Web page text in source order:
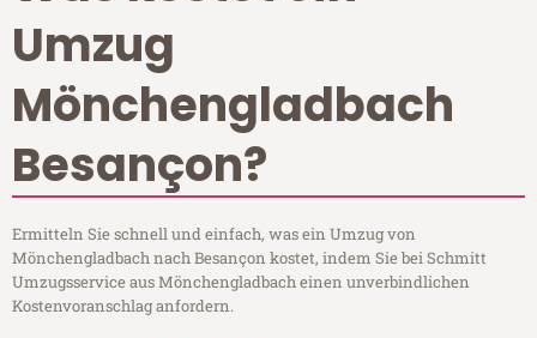
Umzug
Mönchengladbach
Besançon?
Ermitteln Sie schnell und einfach, was ein Umzug von
Mönchengladbach nach Besançon kostet, indem Sie bei Schmitt
Umzugsservice aus Mönchengladbach einen unverbindlichen
Kostenvoranschlag anfordern.